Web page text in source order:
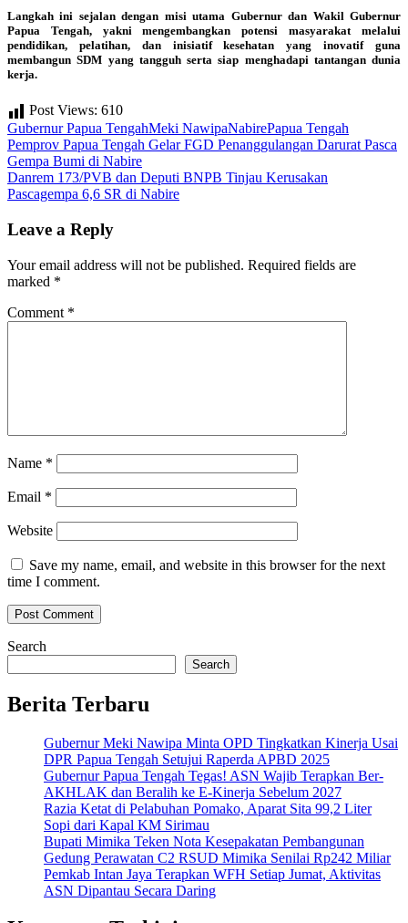
Langkah ini sejalan dengan misi utama Gubernur dan Wakil Gubernur
Papua Tengah, yakni mengembangkan potensi masyarakat melalui
pendidikan, pelatihan, dan inisiatif kesehatan yang inovatif guna
membangun SDM yang tangguh serta siap menghadapi tantangan dunia
kerja.
Post Views: 610
Gubernur Papua TengahMeki NawipaNabirePapua Tengah
Post
navigation
Pemprov Papua Tengah Gelar FGD Penanggulangan Darurat Pasca
Gempa Bumi di Nabire
Danrem 173/PVB dan Deputi BNPB Tinjau Kerusakan
Pascagempa 6,6 SR di Nabire
Leave a Reply
Your email address will not be published. Required fields are
marked *
Comment *
Name *
Email *
Website
Save my name, email, and website in this browser for the next
time I comment.
Search
Search
Berita Terbaru
Gubernur Meki Nawipa Minta OPD Tingkatkan Kinerja Usai
DPR Papua Tengah Setujui Raperda APBD 2025
Gubernur Papua Tengah Tegas! ASN Wajib Terapkan Ber-
AKHLAK dan Beralih ke E-Kinerja Sebelum 2027
Razia Ketat di Pelabuhan Pomako, Aparat Sita 99,2 Liter
Sopi dari Kapal KM Sirimau
Bupati Mimika Teken Nota Kesepakatan Pembangunan
Gedung Perawatan C2 RSUD Mimika Senilai Rp242 Miliar
Pemkab Intan Jaya Terapkan WFH Setiap Jumat, Aktivitas
ASN Dipantau Secara Daring